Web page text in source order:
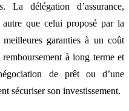
La délégation d’assurance,
que celui proposé par la
garanties à un coût
à long terme et
de prêt ou d’une
sécuriser son investissement.